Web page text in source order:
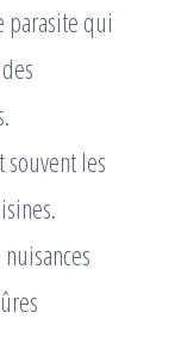
parasite qui
souvent les